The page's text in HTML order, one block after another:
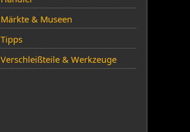
Märkte & Museen
Tipps
Verschleißteile & Werkzeuge